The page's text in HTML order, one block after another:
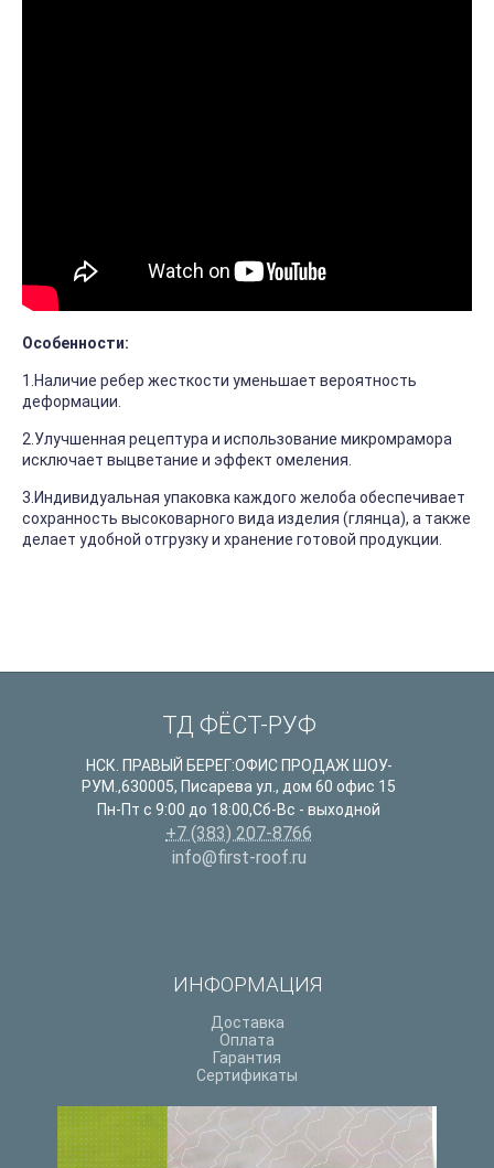
Особенности:
1.Наличие ребер жесткости уменьшает вероятность
деформации.
2.Улучшенная рецептура и использование микромрамора
исключает выцветание и эффект омеления.
3.Индивидуальная упаковка каждого желоба обеспечивает
сохранность высоковарного вида изделия (глянца), а также
делает удобной отгрузку и хранение готовой продукции.
ТД ФЁСТ-РУФ
НСК. ПРАВЫЙ БЕРЕГ:ОФИС ПРОДАЖ ШОУ-
РУМ.,630005, Писарева ул., дом 60 офис 15
Пн-Пт с 9:00 до 18:00,Сб-Вс - выходной
+7 (383) 207-8766
info@first-roof.ru
ИНФОРМАЦИЯ
Доставка
Оплата
Гарантия
Сертификаты